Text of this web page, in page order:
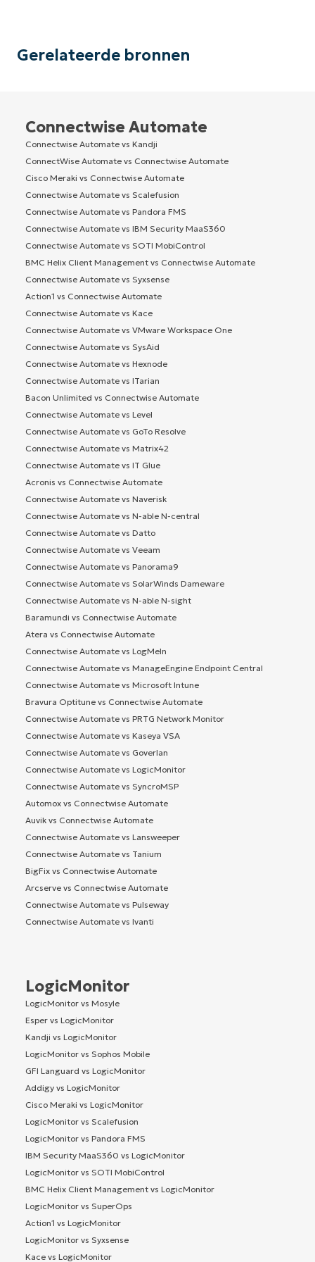
Gerelateerde bronnen
Connectwise Automate
Connectwise Automate vs Kandji
ConnectWise Automate vs Connectwise Automate
Cisco Meraki vs Connectwise Automate
Connectwise Automate vs Scalefusion
Connectwise Automate vs Pandora FMS
Connectwise Automate vs IBM Security MaaS360
Connectwise Automate vs SOTI MobiControl
BMC Helix Client Management vs Connectwise Automate
Connectwise Automate vs Syxsense
Action1 vs Connectwise Automate
Connectwise Automate vs Kace
Connectwise Automate vs VMware Workspace One
Connectwise Automate vs SysAid
Connectwise Automate vs Hexnode
Connectwise Automate vs ITarian
Bacon Unlimited vs Connectwise Automate
Connectwise Automate vs Level
Connectwise Automate vs GoTo Resolve
Connectwise Automate vs Matrix42
Connectwise Automate vs IT Glue
Acronis vs Connectwise Automate
Connectwise Automate vs Naverisk
Connectwise Automate vs N-able N-central
Connectwise Automate vs Datto
Connectwise Automate vs Veeam
Connectwise Automate vs Panorama9
Connectwise Automate vs SolarWinds Dameware
Connectwise Automate vs N-able N-sight
Baramundi vs Connectwise Automate
Atera vs Connectwise Automate
Connectwise Automate vs LogMeIn
Connectwise Automate vs ManageEngine Endpoint Central
Connectwise Automate vs Microsoft Intune
Bravura Optitune vs Connectwise Automate
Connectwise Automate vs PRTG Network Monitor
Connectwise Automate vs Kaseya VSA
Connectwise Automate vs Goverlan
Connectwise Automate vs LogicMonitor
Connectwise Automate vs SyncroMSP
Automox vs Connectwise Automate
Auvik vs Connectwise Automate
Connectwise Automate vs Lansweeper
Connectwise Automate vs Tanium
BigFix vs Connectwise Automate
Arcserve vs Connectwise Automate
Connectwise Automate vs Pulseway
Connectwise Automate vs Ivanti
LogicMonitor
LogicMonitor vs Mosyle
Esper vs LogicMonitor
Kandji vs LogicMonitor
LogicMonitor vs Sophos Mobile
GFI Languard vs LogicMonitor
Addigy vs LogicMonitor
Cisco Meraki vs LogicMonitor
LogicMonitor vs Scalefusion
LogicMonitor vs Pandora FMS
IBM Security MaaS360 vs LogicMonitor
LogicMonitor vs SOTI MobiControl
BMC Helix Client Management vs LogicMonitor
LogicMonitor vs SuperOps
Action1 vs LogicMonitor
LogicMonitor vs Syxsense
Kace vs LogicMonitor